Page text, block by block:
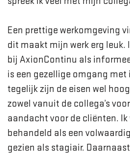
Een prettige werkomgeving
dit maakt mijn werk erg leuk.
bij AxionContinu als
is een gezellige omgang met
tegelijk zijn de eisen wel
zowel vanuit de collega’s
aandacht voor de cliënten. Ik
behandeld als een
gezien als stagiair.